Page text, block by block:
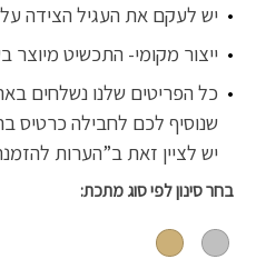
יש לעקם את העגיל הצידה
ייצור מקומי- התכשיט מיוצר
כל הפריטים שלנו נשלחים
שנוסיף לכם לחבילה כרטיס
יש לציין זאת ב”הערות
בחר סינון לפי סוג מתכת